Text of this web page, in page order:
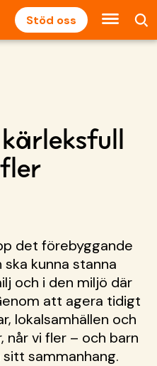
Stöd oss
det förebyggande
kunna stanna
och i den miljö där
att agera tidigt
lokalsamhällen och
når vi fler – och barn
sammanhang.